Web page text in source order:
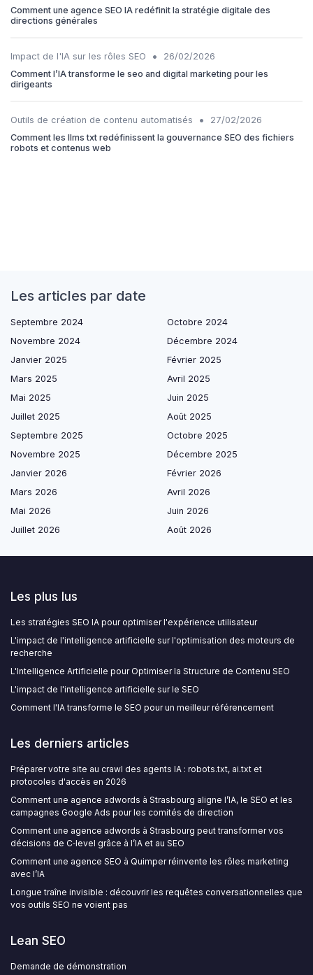
Comment une agence SEO IA redéfinit la stratégie digitale des
directions générales
Impact de l'IA sur les rôles SEO •
26/02/2026
Comment l’IA transforme le seo and digital marketing pour les
dirigeants
Outils de création de contenu automatisés •
27/02/2026
Comment les llms txt redéfinissent la gouvernance SEO des fichiers
robots et contenus web
Les articles par date
Septembre 2024
Octobre 2024
Novembre 2024
Décembre 2024
Janvier 2025
Février 2025
Mars 2025
Avril 2025
Mai 2025
Juin 2025
Juillet 2025
Août 2025
Septembre 2025
Octobre 2025
Novembre 2025
Décembre 2025
Janvier 2026
Février 2026
Mars 2026
Avril 2026
Mai 2026
Juin 2026
Juillet 2026
Août 2026
Les plus lus
Les stratégies SEO IA pour optimiser l'expérience utilisateur
L'impact de l'intelligence artificielle sur l'optimisation des moteurs de
recherche
L'Intelligence Artificielle pour Optimiser la Structure de Contenu SEO
L'impact de l'intelligence artificielle sur le SEO
Comment l'IA transforme le SEO pour un meilleur référencement
Les derniers articles
Préparer votre site au crawl des agents IA : robots.txt, ai.txt et
protocoles d'accès en 2026
Comment une agence adwords à Strasbourg aligne l’IA, le SEO et les
campagnes Google Ads pour les comités de direction
Comment une agence adwords à Strasbourg peut transformer vos
décisions de C‑level grâce à l’IA et au SEO
Comment une agence SEO à Quimper réinvente les rôles marketing
avec l’IA
Longue traîne invisible : découvrir les requêtes conversationnelles que
vos outils SEO ne voient pas
Lean SEO
Demande de démonstration